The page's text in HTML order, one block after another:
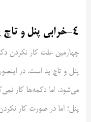
4-خرابی پنل و تاچ پد
چهارمین علت کار نکردن
پنل و تاچ پد است. در
می‌شود، اما دکمه‌ها کار
پنل؛ اما در صورت کار